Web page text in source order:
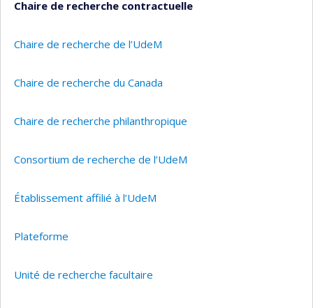
Chaire de recherche contractuelle
Chaire de recherche de l’UdeM
Chaire de recherche du Canada
Chaire de recherche philanthropique
Consortium de recherche de l’UdeM
Établissement affilié à l’UdeM
Plateforme
Unité de recherche facultaire